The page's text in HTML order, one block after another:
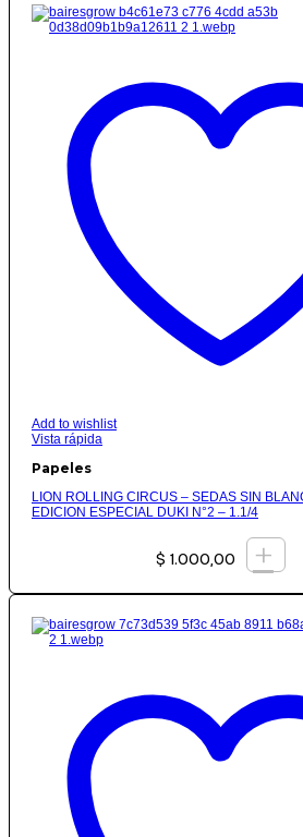
Add to wishlist
Vista rápida
Papeles
LION ROLLING CIRCUS – SEDAS SIN
EDICION ESPECIAL DUKI N°2 – 1.1/4
$ 1.000,00 +